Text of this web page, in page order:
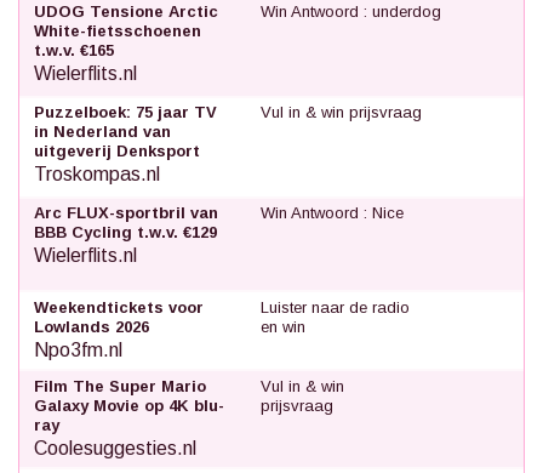
UDOG Tensione Arctic
White-fietsschoenen
t.w.v. €165
Wielerflits.nl
Win Antwoord : underdog
Puzzelboek: 75 jaar TV
in Nederland van
uitgeverij Denksport
Troskompas.nl
Vul in & win prijsvraag
Arc FLUX-sportbril van
BBB Cycling t.w.v. €129
Wielerflits.nl
Win Antwoord : Nice
Weekendtickets voor
Lowlands 2026
Npo3fm.nl
Luister naar de radio
en win
Film The Super Mario
Galaxy Movie op 4K blu-
ray
Coolesuggesties.nl
Vul in & win
prijsvraag